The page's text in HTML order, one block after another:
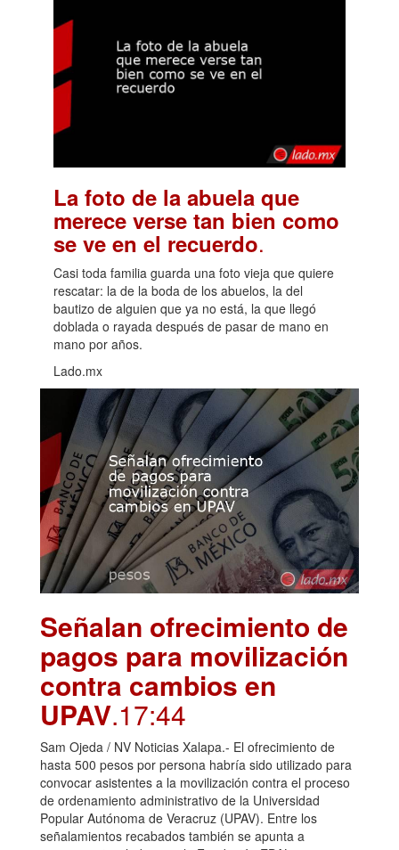
La foto de la abuela que
merece verse tan bien como
se ve en el recuerdo.
Casi toda familia guarda una foto vieja que quiere
rescatar: la de la boda de los abuelos, la del
bautizo de alguien que ya no está, la que llegó
doblada o rayada después de pasar de mano en
mano por años.
Lado.mx
Señalan ofrecimiento de
pagos para movilización
contra cambios en
UPAV.17:44
Sam Ojeda / NV Noticias Xalapa.- El ofrecimiento de
hasta 500 pesos por persona habría sido utilizado para
convocar asistentes a la movilización contra el proceso
de ordenamiento administrativo de la Universidad
Popular Autónoma de Veracruz (UPAV). Entre los
señalamientos recabados también se apunta a